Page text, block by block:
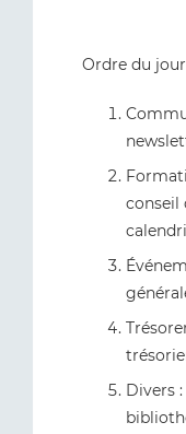
Ordre du
conseil
Divers